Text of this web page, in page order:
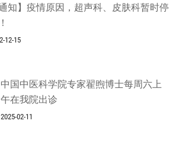
通知】疫情原因，超声科、皮肤科暂时停
12-15
中国中医科学院专家翟煦博士每周六上
午在我院出诊
2025-02-11